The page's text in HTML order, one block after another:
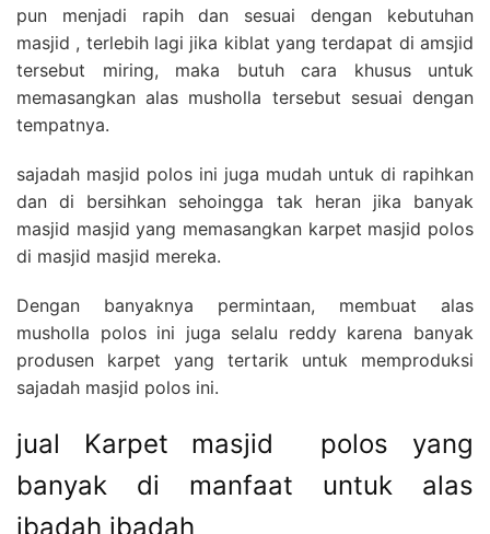
pun menjadi rapih dan sesuai dengan kebutuhan
masjid , terlebih lagi jika kiblat yang terdapat di amsjid
tersebut miring, maka butuh cara khusus untuk
memasangkan alas musholla tersebut sesuai dengan
tempatnya.
sajadah masjid polos ini juga mudah untuk di rapihkan
dan di bersihkan sehoingga tak heran jika banyak
masjid masjid yang memasangkan karpet masjid polos
di masjid masjid mereka.
Dengan banyaknya permintaan, membuat alas
musholla polos ini juga selalu reddy karena banyak
produsen karpet yang tertarik untuk memproduksi
sajadah masjid polos ini.
jual Karpet masjid polos yang
banyak di manfaat untuk alas
ibadah ibadah